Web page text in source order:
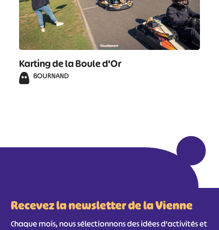
Karting de la Boule d'Or
BOURNAND
Recevez la newsletter de la Vienne
Chaque mois, nous sélectionnons des idées d'activités et